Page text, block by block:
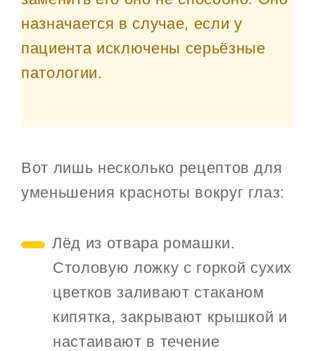
назначается в случае, если у
пациента исключены серьёзные
патологии.
Вот лишь несколько рецептов для
уменьшения красноты вокруг глаз:
Лёд из отвара ромашки.
Столовую ложку с горкой сухих
цветков заливают стаканом
кипятка, закрывают крышкой и
настаивают в течение